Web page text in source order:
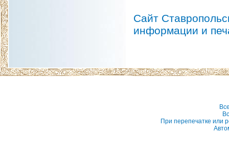
Сайт
информации и
При перепечатке или